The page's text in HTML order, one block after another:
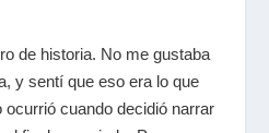
de historia. No me gustaba
y sentí que eso era lo que
ocurrió cuando decidió narrar